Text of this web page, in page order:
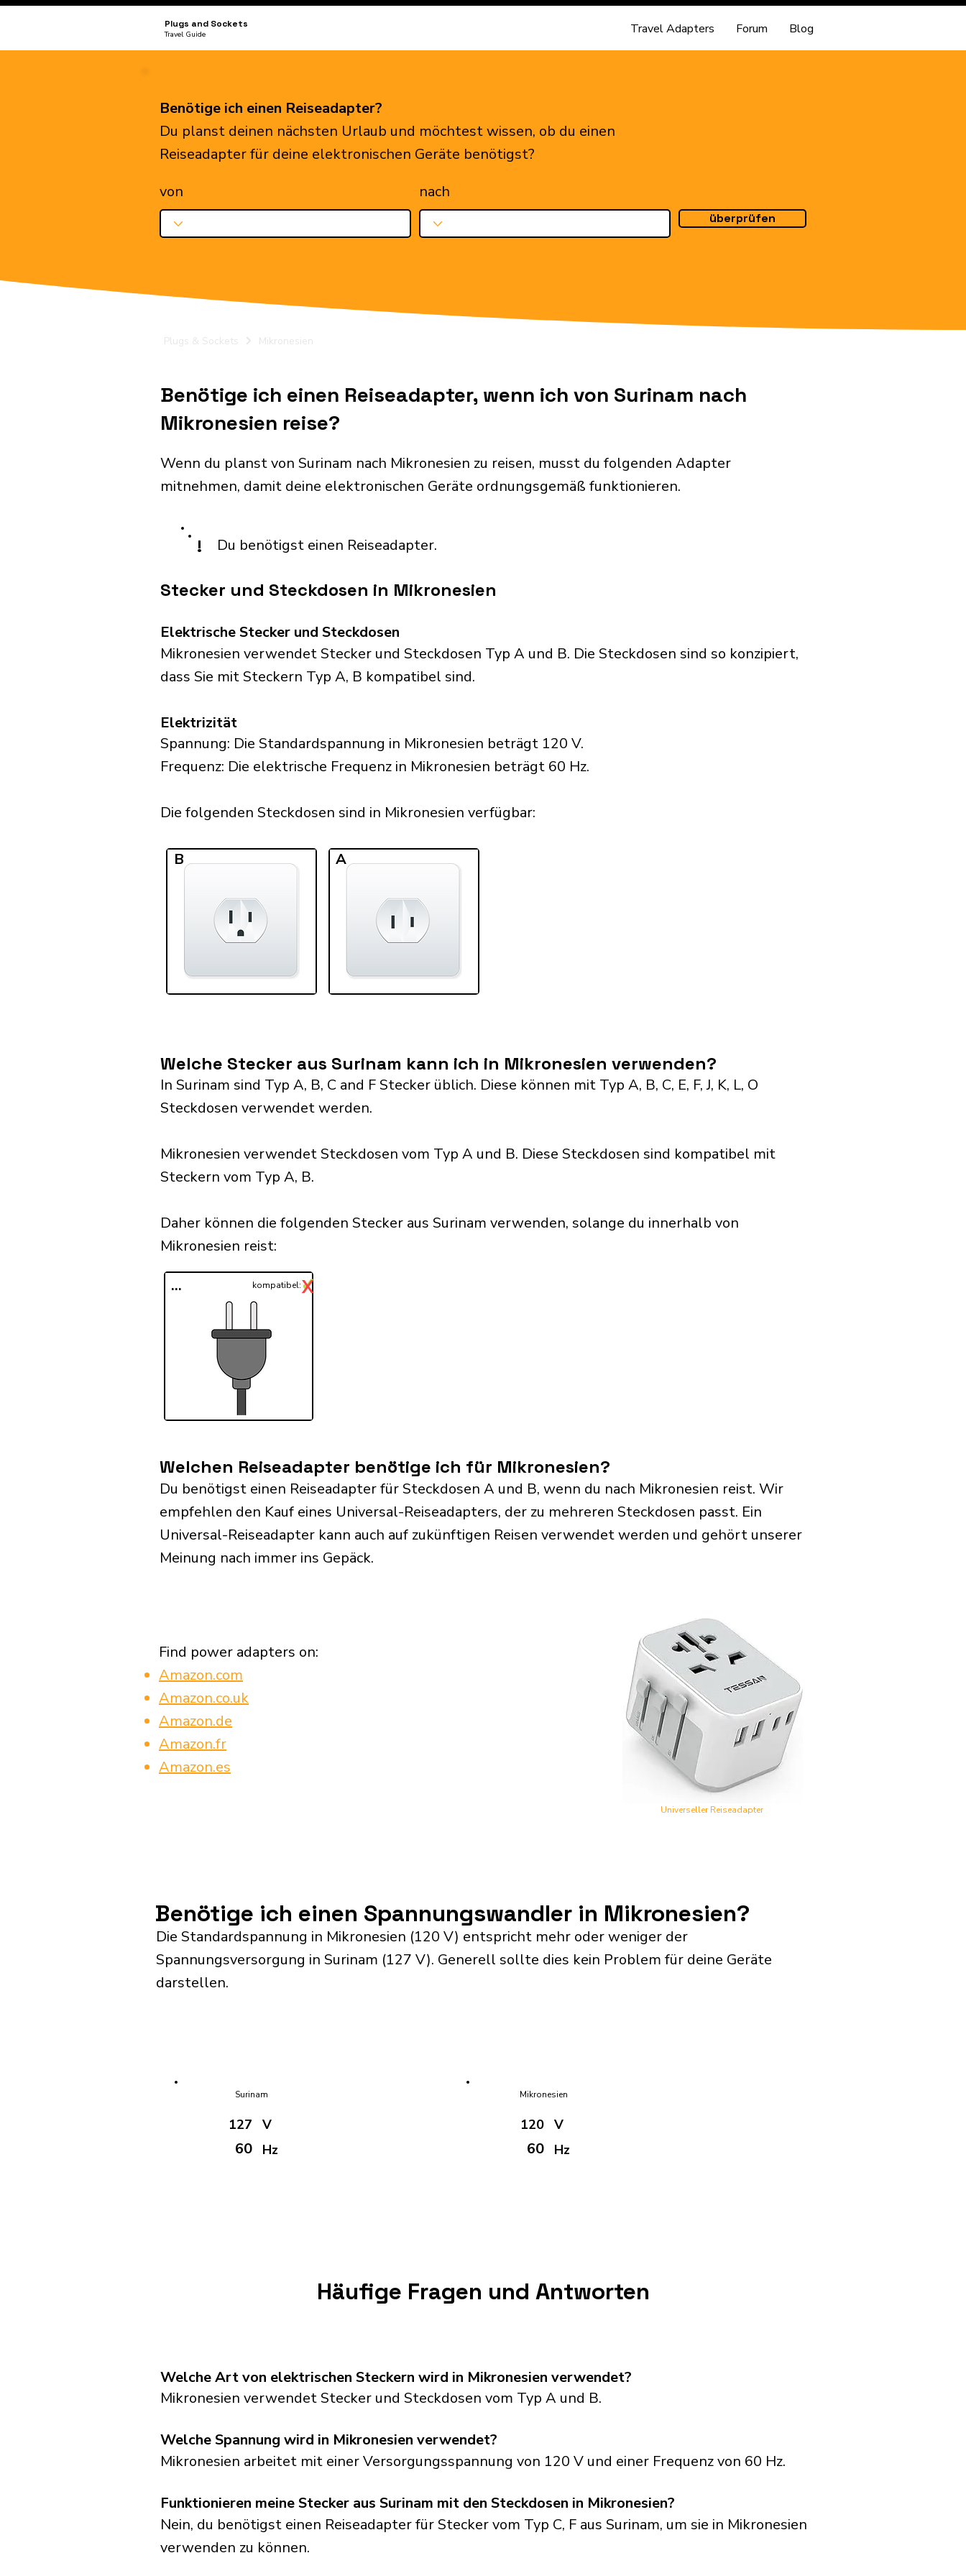
Plugs and Sockets
Travel Guide Travel Adapters Forum Blog
Benötige ich einen Reiseadapter?
Du planst deinen nächsten Urlaub und möchtest wissen, ob du einen
Reiseadapter für deine elektronischen Geräte benötigst?
von
nach
überprüfen
Plugs & Sockets Mikronesien
Benötige ich einen Reiseadapter, wenn ich von Surinam nach
Mikronesien reise?
Wenn du planst von Surinam nach Mikronesien zu reisen, musst du folgenden Adapter
mitnehmen, damit deine elektronischen Geräte ordnungsgemäß funktionieren.
! Du benötigst einen Reiseadapter.
Stecker und Steckdosen in Mikronesien
Elektrische Stecker und Steckdosen
Mikronesien verwendet Stecker und Steckdosen Typ A und B. Die Steckdosen sind so konzipiert,
dass Sie mit Steckern Typ A, B kompatibel sind.
Elektrizität
Spannung: Die Standardspannung in Mikronesien beträgt 120 V.
Frequenz: Die elektrische Frequenz in Mikronesien beträgt 60 Hz.
Die folgenden Steckdosen sind in Mikronesien verfügbar:​
B A
Welche Stecker aus Surinam kann ich in Mikronesien verwenden?
In Surinam sind Typ A, B, C and F Stecker üblich. Diese können mit Typ A, B, C, E, F, J, K, L, O
Steckdosen verwendet werden.
Mikronesien verwendet Steckdosen vom Typ A und B. Diese Steckdosen sind kompatibel mit
Steckern vom Typ A, B.
Daher können die folgenden Stecker aus Surinam verwenden, solange du innerhalb von
Mikronesien reist:​
... ✓
kompatibel:X
Welchen Reiseadapter benötige ich für Mikronesien?
Du benötigst einen Reiseadapter für Steckdosen A und B, wenn du nach Mikronesien reist. Wir
empfehlen den Kauf eines Universal-Reiseadapters, der zu mehreren Steckdosen passt. Ein
Universal-Reiseadapter kann auch auf zukünftigen Reisen verwendet werden und gehört unserer
Meinung nach immer ins Gepäck.
Find power adapters on:
Amazon.com
Amazon.co.uk
Amazon.de
Amazon.fr
Amazon.es
Universeller Reiseadapter
Benötige ich einen Spannungswandler in Mikronesien?
Die Standardspannung in Mikronesien (120 V) entspricht mehr oder weniger der
Spannungsversorgung in Surinam (127 V). Generell sollte dies kein Problem für deine Geräte
darstellen.
Surinam
127
60
V
Hz
Mikronesien
120
60
V
Hz
Häufige Fragen und Antworten
Welche Art von elektrischen Steckern wird in Mikronesien verwendet?
Mikronesien verwendet Stecker und Steckdosen vom Typ A und B.
Welche Spannung wird in Mikronesien verwendet?
Mikronesien arbeitet mit einer Versorgungsspannung von 120 V und einer Frequenz von 60 Hz.
Funktionieren meine Stecker aus Surinam mit den Steckdosen in Mikronesien?
Nein, du benötigst einen Reiseadapter für Stecker vom Typ C, F aus Surinam, um sie in Mikronesien
verwenden zu können.